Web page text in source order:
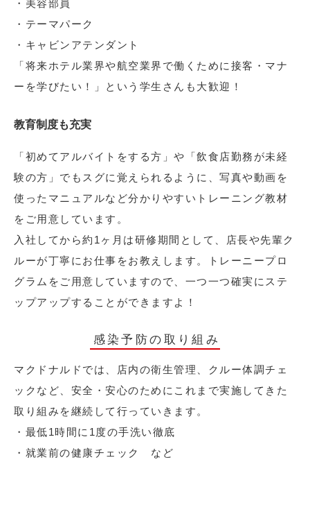
・美容部員
・テーマパーク
・キャビンアテンダント
「将来ホテル業界や航空業界で働くために接客・マナ
ーを学びたい！」という学生さんも大歓迎！
教育制度も充実
「初めてアルバイトをする方」や「飲食店勤務が未経
験の方」でもスグに覚えられるように、写真や動画を
使ったマニュアルなど分かりやすいトレーニング教材
をご用意しています。
入社してから約1ヶ月は研修期間として、店長や先輩ク
ルーが丁寧にお仕事をお教えします。トレーニープロ
グラムをご用意していますので、一つ一つ確実にステ
ップアップすることができますよ！
感染予防の取り組み
マクドナルドでは、店内の衛生管理、クルー体調チェ
ックなど、安全・安心のためにこれまで実施してきた
取り組みを継続して行っていきます。
・最低1時間に1度の手洗い徹底
・就業前の健康チェック など